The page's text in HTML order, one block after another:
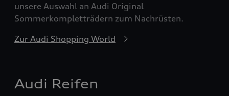
unsere Auswahl an Audi Original
Sommerkompletträdern zum Nachrüsten.
Zur Audi Shopping World
Audi Reifen